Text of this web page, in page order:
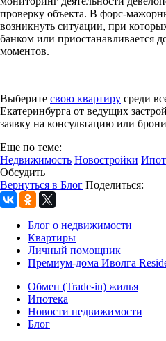
проверку объекта. В форс-
возникнуть ситуации, при
банком или приостанавливается
моментов.
Выберите свою квартиру среди
Екатеринбурга от ведущих
заявку на консультацию или
Еще по теме:
Недвижимость Новостройки
Обсудить
Вернуться в Блог Поделиться:
Блог о недвижимости
Квартиры
Личный помощник
Премиум-дома Иволга
Обмен (Trade-in) жилья
Ипотека
Новости недвижимости
Блог